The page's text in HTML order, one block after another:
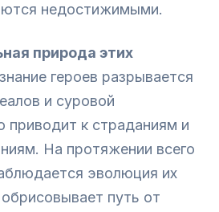
недостижимыми.
природа этих
героев разрывается
и суровой
приводит к страданиям и
На протяжении всего
эволюция их
путь от